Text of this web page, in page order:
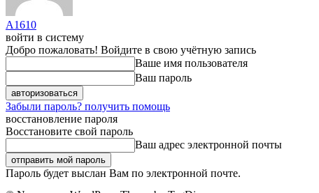
A1610
войти в систему
Добро пожаловать! Войдите в свою учётную запись
Ваше имя пользователя
Ваш пароль
Забыли пароль? получить помощь
восстановление пароля
Восстановите свой пароль
Ваш адрес электронной почты
Пароль будет выслан Вам по электронной почте.